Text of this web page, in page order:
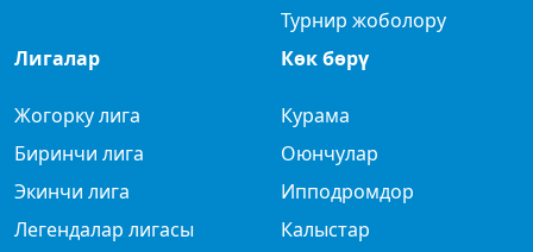
Турнир жоболору
Лигалар
Жогорку лига
Биринчи лига
Экинчи лига
Легендалар лигасы
Көк бөрү
Курама
Оюнчулар
Ипподромдор
Калыстар